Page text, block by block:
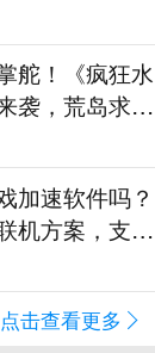
舵！《疯狂水
袭，荒岛求生
加速软件吗？
机方案，支持
点击查看更多